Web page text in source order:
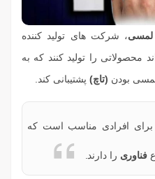
لمسی، شرکت های تولید کننده
محصولاتی را تولید کنند که به
بودن (تاچ) پشتیبانی کند.
برای افرادی مناسب است که
فناوری را دارند.